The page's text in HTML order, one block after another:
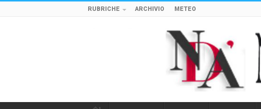
RUBRICHE ARCHIVIO METEO